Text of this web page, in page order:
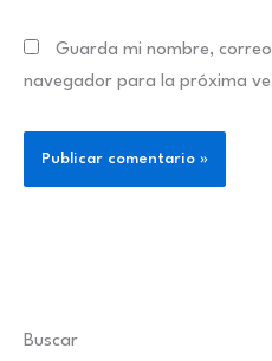
Guarda mi nombre,
navegador para la próxima
Buscar